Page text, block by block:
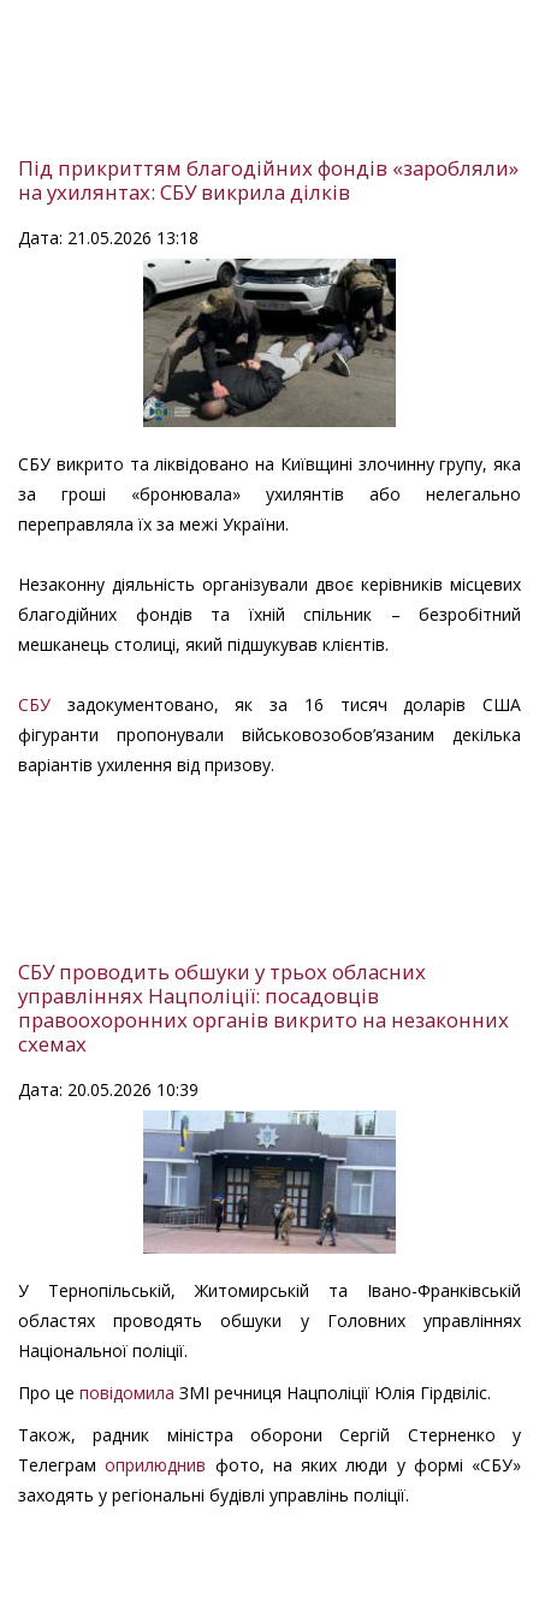
Під прикриттям благодійних фондів «заробляли»
на ухилянтах: СБУ викрила ділків
Дата: 21.05.2026 13:18
СБУ викрито та ліквідовано на Київщині злочинну групу, яка
за гроші «бронювала» ухилянтів або нелегально
переправляла їх за межі України.
Незаконну діяльність організували двоє керівників місцевих
благодійних фондів та їхній спільник – безробітний
мешканець столиці, який підшукував клієнтів.
СБУ задокументовано, як за 16 тисяч доларів США
фігуранти пропонували військовозобов’язаним декілька
варіантів ухилення від призову.
СБУ проводить обшуки у трьох обласних
управліннях Нацполіції: посадовців
правоохоронних органів викрито на незаконних
схемах
Дата: 20.05.2026 10:39
У Тернопільській, Житомирській та Івано-Франківській
областях проводять обшуки у Головних управліннях
Національної поліції.
Про це повідомила ЗМІ речниця Нацполіції Юлія Гірдвіліс.
Також, радник міністра оборони Сергій Стерненко у
Телеграмоприлюднив фото, на яких люди у формі «СБУ»
заходять у регіональні будівлі управлінь поліції.